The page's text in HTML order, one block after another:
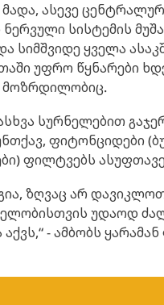
მადა, ასევე
სისტემის
სიმშვიდე ყველა
უფრო წყნარები
მოზრდილობიც.
სურნელებით
ფიტონციდები
ფილტვებს
ზღვაც არ
უდაოდ
- ამბობს